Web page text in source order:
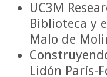
UC3M
Biblioteca y
Malo de
Lidón París-